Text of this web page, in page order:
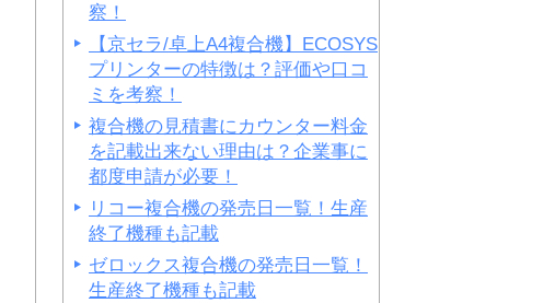
察！
【京セラ/卓上A4複合機】ECOSYS
プリンターの特徴は？評価や口コ
ミを考察！
複合機の見積書にカウンター料金
を記載出来ない理由は？企業事に
都度申請が必要！
リコー複合機の発売日一覧！生産
終了機種も記載
ゼロックス複合機の発売日一覧！
生産終了機種も記載